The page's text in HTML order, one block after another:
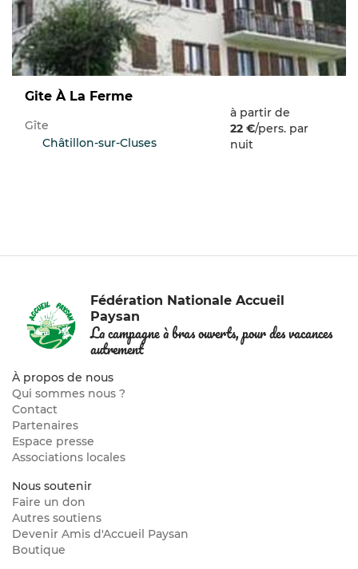
Gite À La Ferme
Gîte
Châtillon-sur-Cluses
à partir de
22 €/pers. par
nuit
Fédération Nationale Accueil
Paysan
La campagne à bras ouverts, pour des vacances
autrement
À propos de nous
Qui sommes nous ?
Contact
Partenaires
Espace presse
Associations locales
Nous soutenir
Faire un don
Autres soutiens
Devenir Amis d'Accueil Paysan
Boutique